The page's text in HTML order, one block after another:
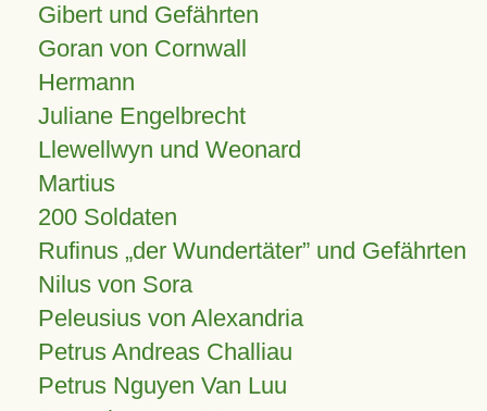
Gibert und Gefährten
Goran von Cornwall
Hermann
Juliane Engelbrecht
Llewellwyn und Weonard
Martius
200 Soldaten
Rufinus „der Wundertäter” und Gefährten
Nilus von Sora
Peleusius von Alexandria
Petrus Andreas Challiau
Petrus Nguyen Van Luu